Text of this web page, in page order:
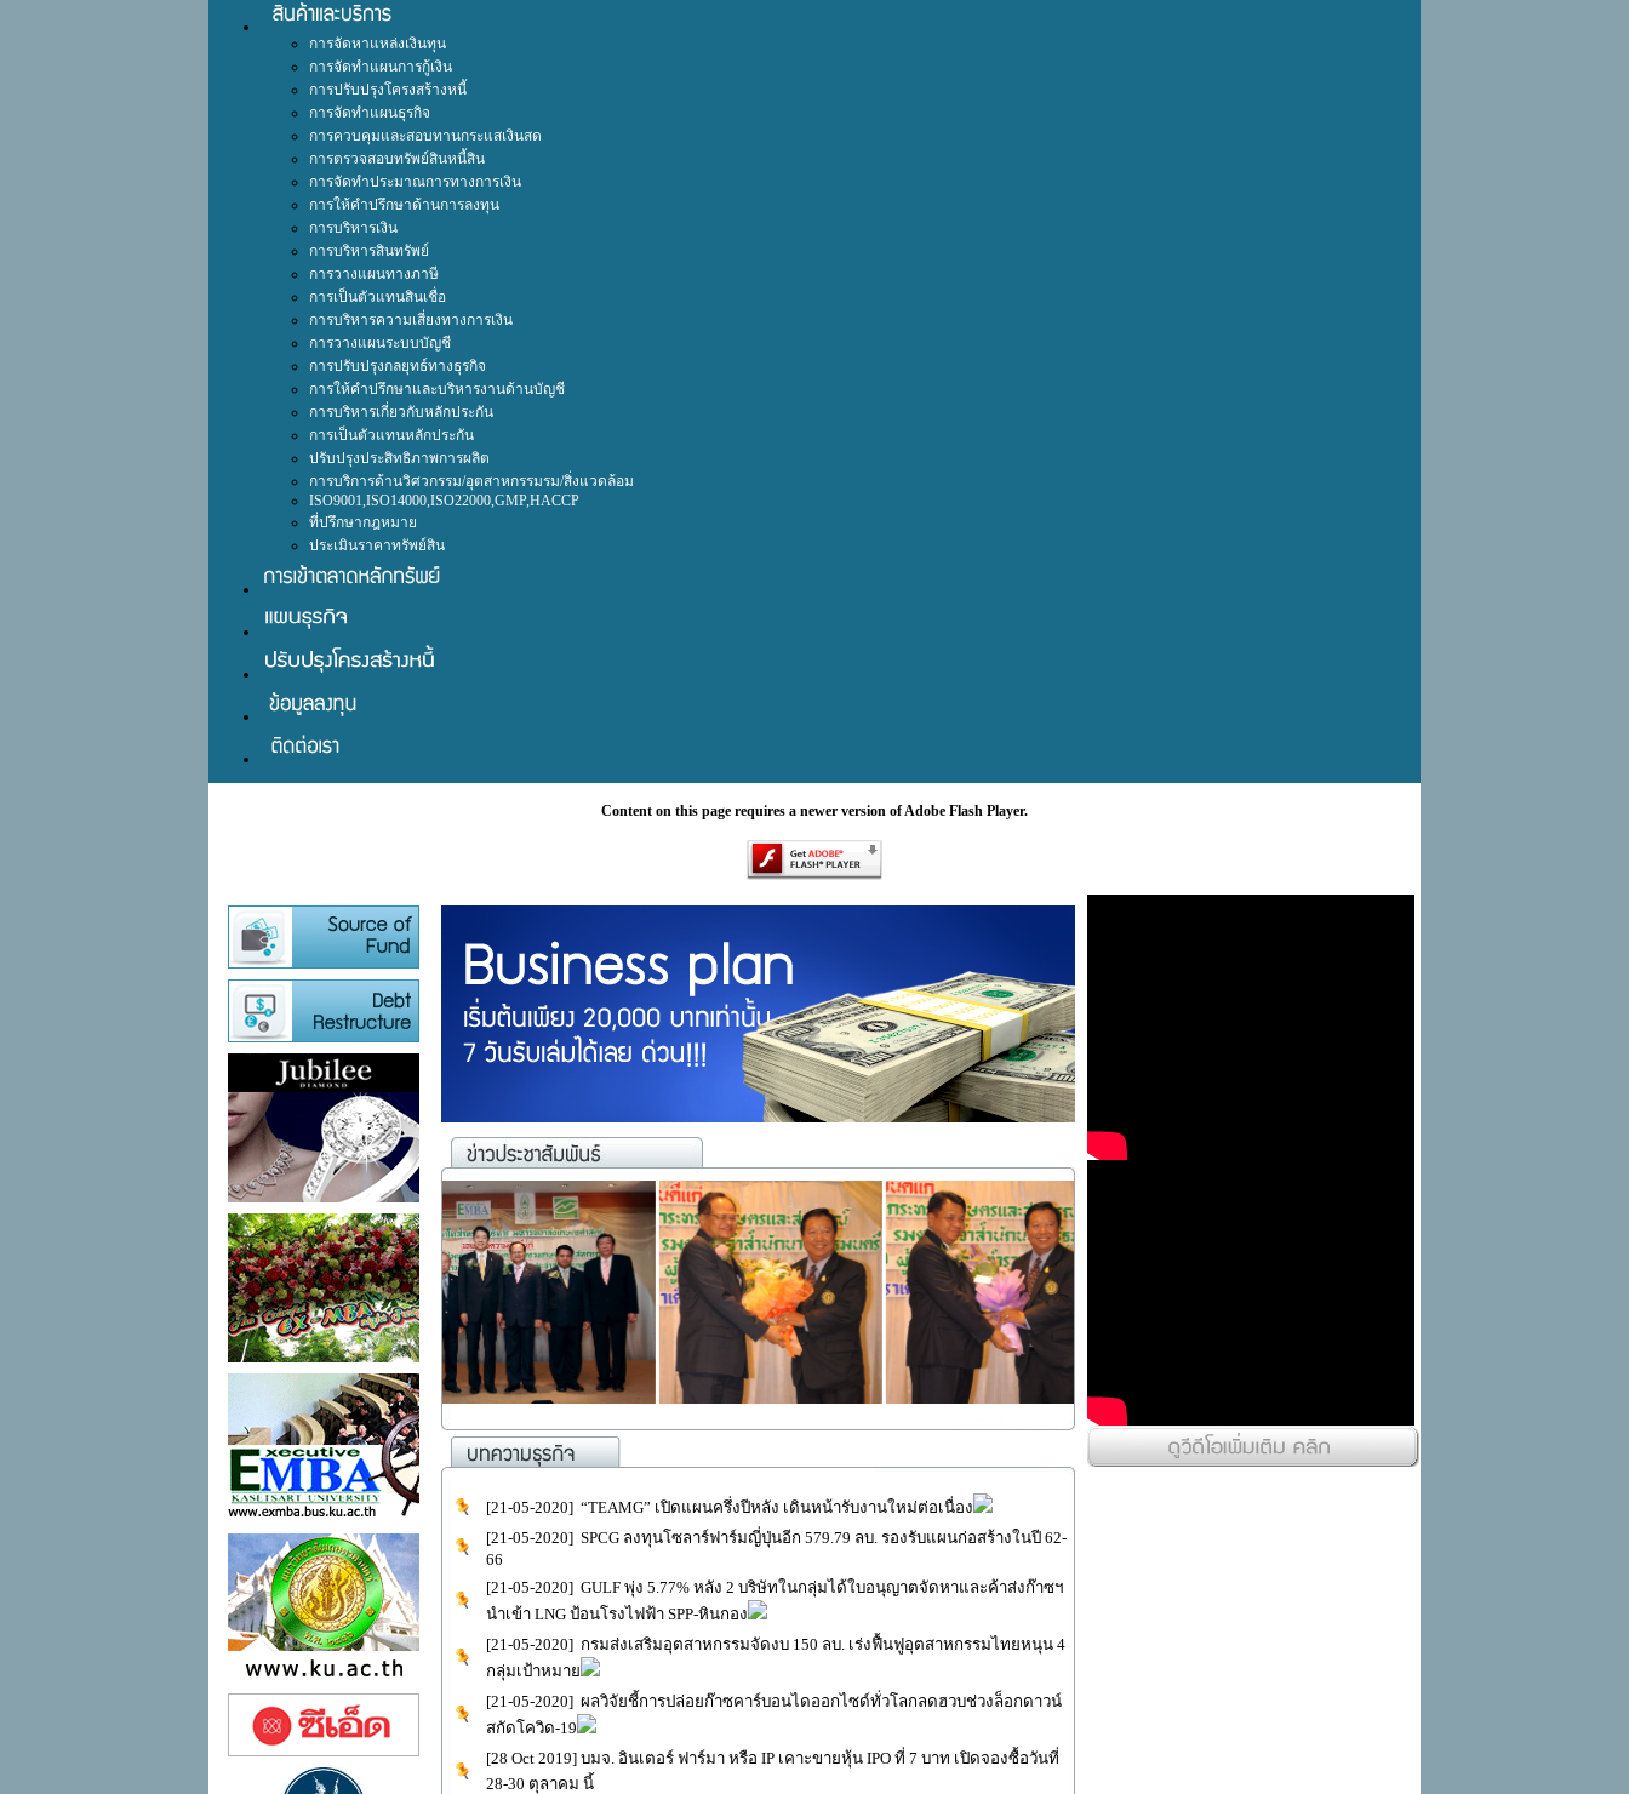
การจัดหาแหล่งเงินทุน
การจัดทำแผนการกู้เงิน
การปรับปรุงโครงสร้างหนี้
การจัดทำแผนธุรกิจ
การควบคุมและสอบทานกระแสเงินสด
การตรวจสอบทรัพย์สินหนี้สิน
การจัดทำประมาณการทางการเงิน
การให้คำปรึกษาด้านการลงทุน
การบริหารเงิน
การบริหารสินทรัพย์
การวางแผนทางภาษี
การเป็นตัวแทนสินเชื่อ
การบริหารความเสี่ยงทางการเงิน
การวางแผนระบบบัญชี
การปรับปรุงกลยุทธ์ทางธุรกิจ
การให้คำปรึกษาและบริหารงานด้านบัญชี
การบริหารเกี่ยวกับหลักประกัน
การเป็นตัวแทนหลักประกัน
ปรับปรุงประสิทธิภาพการผลิต
การบริการด้านวิศวกรรม/อุตสาหกรรมรม/สิ่งแวดล้อม
ISO9001,ISO14000,ISO22000,GMP,HACCP
ที่ปรึกษากฎหมาย
ประเมินราคาทรัพย์สิน
Content on this page requires a newer version of Adobe Flash Player.
[21-05-2020] “TEAMG” เปิดแผนครึ่งปีหลัง เดินหน้ารับงานใหม่ต่อเนื่อง
[21-05-2020] SPCG ลงทุนโซลาร์ฟาร์มญี่ปุ่นอีก 579.79 ลบ. รองรับแผนก่อสร้างในปี 62-
66
[21-05-2020] GULF พุ่ง 5.77% หลัง 2 บริษัทในกลุ่มได้ใบอนุญาตจัดหาและค้าส่งก๊าซฯ
นำเข้า LNG ป้อนโรงไฟฟ้า SPP-หินกอง
[21-05-2020] กรมส่งเสริมอุตสาหกรรมจัดงบ 150 ลบ. เร่งฟื้นฟูอุตสาหกรรมไทยหนุน 4
กลุ่มเป้าหมาย
[21-05-2020] ผลวิจัยชี้การปล่อยก๊าซคาร์บอนไดออกไซด์ทั่วโลกลดฮวบช่วงล็อกดาวน์
สกัดโควิด-19
[28 Oct 2019] บมจ. อินเตอร์ ฟาร์มา หรือ IP เคาะขายหุ้น IPO ที่ 7 บาท เปิดจองซื้อวันที่
28-30 ตุลาคม นี้